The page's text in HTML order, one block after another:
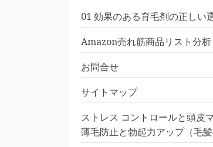
01 効果のある育毛剤の正しい
Amazon売れ筋商品リスト分析
お問合せ
サイトマップ
ストレス コントロールと頭皮
薄毛防止と勃起力アップ（毛髪